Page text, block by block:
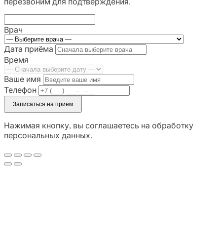
перезвоним для подтверждения.
Врач
Дата приёма
Время
Ваше имя
Телефон
Записаться на прием
Нажимая кнопку, вы соглашаетесь на обработку
персональных данных.